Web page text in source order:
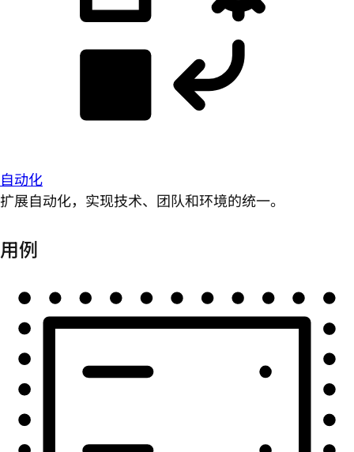
自动化
扩展自动化，实现技术、团队和环境的统一。
用例